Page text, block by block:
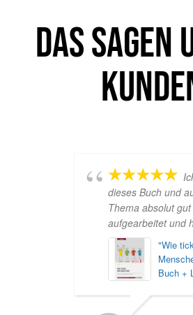
Das sagen
dieses Buch und
Thema absolut gut
aufgearbeitet und
"Wie
Buch +